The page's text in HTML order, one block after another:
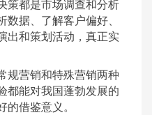
策都是市场调查和分析
据、了解客户偏好、
出和策划活动，真正实
规营销和特殊营销两种
都能对我国蓬勃发展的
借鉴意义。